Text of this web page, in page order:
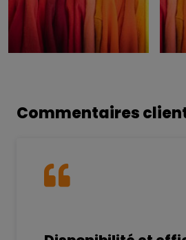
Commentaires